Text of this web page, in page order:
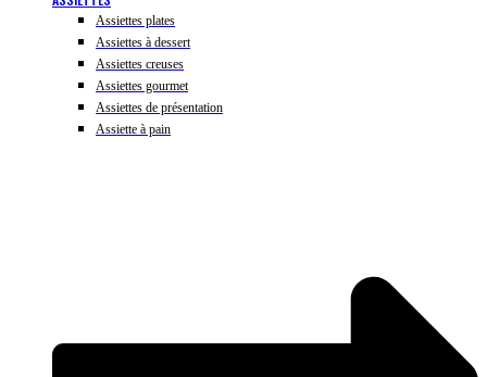
Assiettes plates
Assiettes à dessert
Assiettes creuses
Assiettes gourmet
Assiettes de présentation
Assiette à pain